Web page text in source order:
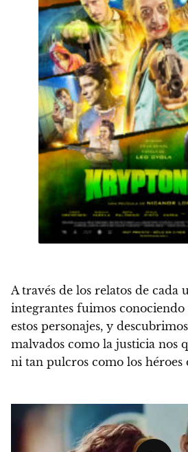
A través de los relatos de cada
integrantes fuimos conociendo
estos personajes, y
malvados como la justicia nos
ni tan pulcros como los héroes